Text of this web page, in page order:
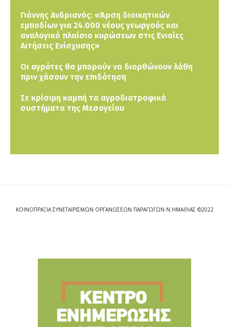
Γιάννης Ανδριανός: «Άρση διοικητικών
εμποδίων για 24.000 νέους γεωργούς και
αναλογικό πλαίσιο κυρώσεων στις Ενιαίες
Αιτήσεις Ενίσχυσης»
Οι αγρότες θα μπορούν να διορθώνουν λάθη
πριν χάσουν την επιδότηση
Σε κρίσιμη καμπή τα αγροδιατροφικά
συστήματα της Μεσογείου
ΚΟΙΝΟΠΡΑΞΙΑ ΣΥΝΕΤΑΙΡΙΣΜΩΝ ΟΡΓΑΝΩΣΕΩΝ ΠΑΡΑΓΩΓΩΝ Ν.ΗΜΑΘΙΑΣ ©2022